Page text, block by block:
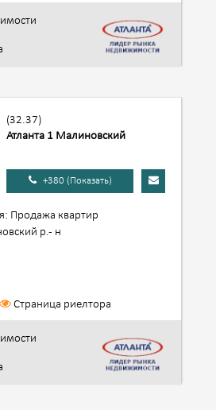
(32.37)
Атланта 1 Малиновский
+380 (Показать)
Продажа квартир
р.- н
Страница риелтора